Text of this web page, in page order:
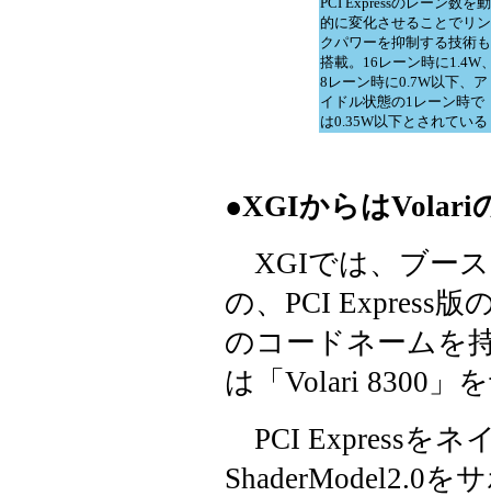
的に変化させることでリン
クパワーを抑制する技術も
搭載。16レーン時に1.4W
8レーン時に0.7W以下、ア
イドル状態の1レーン時で
は0.35W以下とされている
●XGIからはVolari
XGIでは、ブー
の、PCI Express版
のコードネームを
は「Volari 8300」
PCI Expressをネ
ShaderModel2.0を